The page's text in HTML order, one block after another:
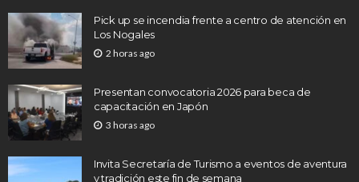
Pick up se incendia frente a centro de atención en
Los Nogales
2 horas ago
Presentan convocatoria 2026 para beca de
capacitación en Japón
3 horas ago
Invita Secretaría de Turismo a eventos de aventura
y tradición este fin de semana